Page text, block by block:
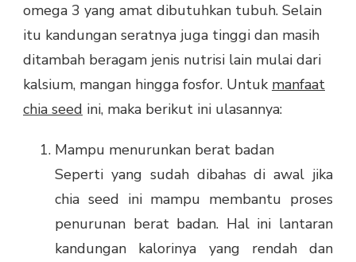
omega 3 yang amat dibutuhkan tubuh. Selain
itu kandungan seratnya juga tinggi dan masih
ditambah beragam jenis nutrisi lain mulai dari
kalsium, mangan hingga fosfor. Untuk manfaat
chia seed ini, maka berikut ini ulasannya:
Mampu menurunkan berat badan
Seperti yang sudah dibahas di awal jika
chia seed ini mampu membantu proses
penurunan berat badan. Hal ini lantaran
kandungan kalorinya yang rendah dan